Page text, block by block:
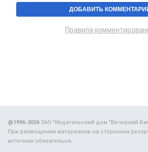
Правила
@1996-2026ЗАО "Издательский дом "Вечерний
При размещении материалов на сторонних
источник обязательна.